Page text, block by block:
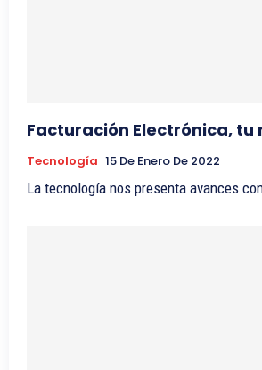
Facturación Electrónica, tu
Tecnología 15 De Enero De 2022
La tecnología nos presenta avances